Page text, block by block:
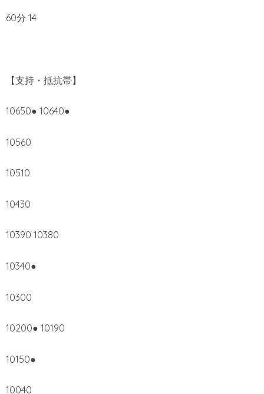
60分 14
【支持・抵抗帯】
10650● 10640●
10560
10510
10430
10390 10380
10340●
10300
10200● 10190
10150●
10040